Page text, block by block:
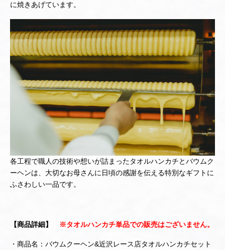
に焼きあげています。
各工程で職人の技術や想いが詰まったタオルハンカチとバウムク
ーヘンは、大切なお母さんに日頃の感謝を伝える特別なギフトに
ふさわしい一品です。
【商品詳細】 ※タオルハンカチ単品での販売はございません。
・商品名：バウムクーヘン&近沢レース店タオルハンカチセット